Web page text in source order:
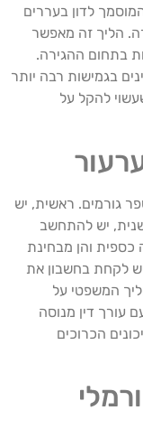
לדון בעררים
הליך זה מאפשר
בתחום ההגירה.
בגמישות רבה יותר
להקל על
גורמים. ראשית, יש
יש להתחשב
כספית והן מבחינת
לקחת בחשבון את
המשפטי על
עורך דין מנוסה
הכרוכים